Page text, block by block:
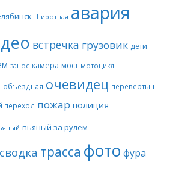
Широтная авария
встречка грузовик дети
занос камера мост мотоцикл
объездная очевидец перевертыш
переход пожар полиция
пьяный за рулем
сводка трасса фото фура